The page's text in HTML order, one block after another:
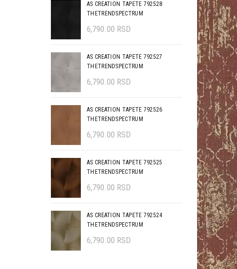
AS CREATION TAPETE 792528
THETRENDSPECTRUM
6,790.00 RSD
AS CREATION TAPETE 792527
THETRENDSPECTRUM
6,790.00 RSD
AS CREATION TAPETE 792526
THETRENDSPECTRUM
6,790.00 RSD
AS CREATION TAPETE 792525
THETRENDSPECTRUM
6,790.00 RSD
AS CREATION TAPETE 792524
THETRENDSPECTRUM
6,790.00 RSD